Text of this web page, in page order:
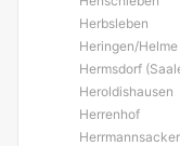
Herbsleben
Heringen/Helme
Hermsdorf
Heroldishausen
Herrenhof
Herrmannsacker